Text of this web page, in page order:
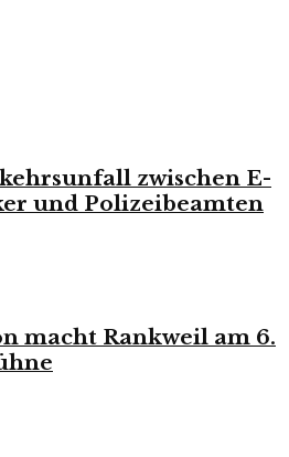
zwischen E-
und Polizeibeamten
macht Rankweil am 6.